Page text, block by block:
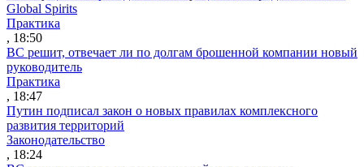
Global Spirits
Практика
, 18:50
ВС решит, отвечает ли по долгам брошенной компании новый
руководитель
Практика
, 18:47
Путин подписал закон о новых правилах комплексного
развития территорий
Законодательство
, 18:24